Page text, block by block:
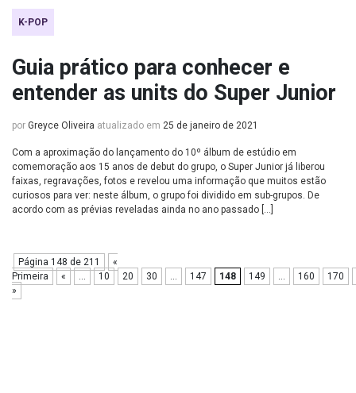
K-POP
Guia prático para conhecer e
entender as units do Super Junior
por Greyce Oliveira atualizado em 25 de janeiro de 2021
Com a aproximação do lançamento do 10º álbum de estúdio em
comemoração aos 15 anos de debut do grupo, o Super Junior já liberou
faixas, regravações, fotos e revelou uma informação que muitos estão
curiosos para ver: neste álbum, o grupo foi dividido em sub-grupos. De
acordo com as prévias reveladas ainda no ano passado […]
Página 148 de 211
«
Primeira
« ... 10 20 30 ... 147 148 149 ... 160
170
»